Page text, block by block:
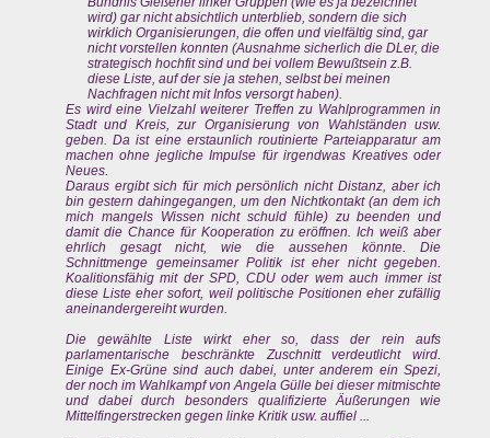
wird) gar nicht absichtlich unterblieb, sondern die sich
wirklich Organisierungen, die offen und vielfältig sind, gar
nicht vorstellen konnten (Ausnahme sicherlich die DLer, die
strategisch hochfit sind und bei vollem Bewußtsein z.B.
diese Liste, auf der sie ja stehen, selbst bei meinen
Nachfragen nicht mit Infos versorgt haben).
Es wird eine Vielzahl weiterer Treffen zu Wahlprogrammen in
Stadt und Kreis, zur Organisierung von Wahlständen usw.
geben. Da ist eine erstaunlich routinierte Parteiapparatur am
machen ohne jegliche Impulse für irgendwas Kreatives oder
Neues.
Daraus ergibt sich für mich persönlich nicht Distanz, aber ich
bin gestern dahingegangen, um den Nichtkontakt (an dem ich
mich mangels Wissen nicht schuld fühle) zu beenden und
damit die Chance für Kooperation zu eröffnen. Ich weiß aber
ehrlich gesagt nicht, wie die aussehen könnte. Die
Schnittmenge gemeinsamer Politik ist eher nicht gegeben.
Koalitionsfähig mit der SPD, CDU oder wem auch immer ist
diese Liste eher sofort, weil politische Positionen eher zufällig
aneinandergereiht wurden.
Die gewählte Liste wirkt eher so, dass der rein aufs
parlamentarische beschränkte Zuschnitt verdeutlicht wird.
Einige Ex-Grüne sind auch dabei, unter anderem ein Spezi,
der noch im Wahlkampf von Angela Gülle bei dieser mitmischte
und dabei durch besonders qualifizierte Äußerungen wie
Mittelfingerstrecken gegen linke Kritik usw. auffiel ...